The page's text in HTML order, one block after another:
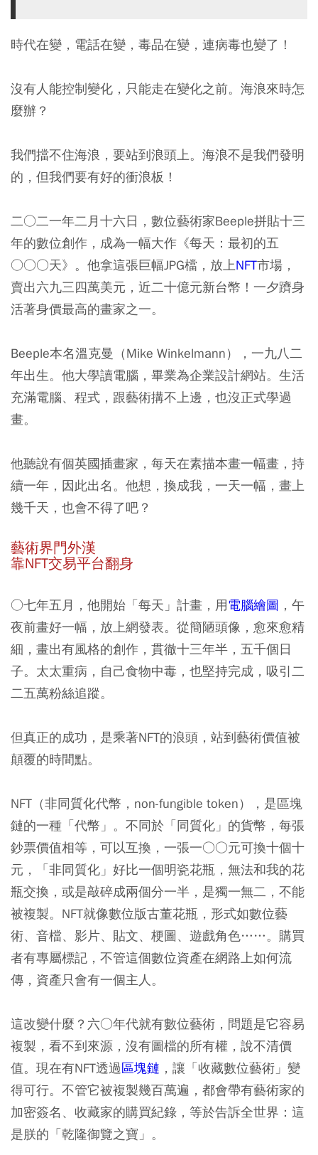
時代在變，電話在變，毒品在變，連病毒也變了！
沒有人能控制變化，只能走在變化之前。海浪來時怎
麼辦？
我們擋不住海浪，要站到浪頭上。海浪不是我們發明
的，但我們要有好的衝浪板！
二○二一年二月十六日，數位藝術家Beeple拼貼十三
年的數位創作，成為一幅大作《每天：最初的五
○○○天》。他拿這張巨幅JPG檔，放上NFT市場，
賣出六九三四萬美元，近二十億元新台幣！一夕躋身
活著身價最高的畫家之一。
Beeple本名溫克曼（Mike Winkelmann），一九八二
年出生。他大學讀電腦，畢業為企業設計網站。生活
充滿電腦、程式，跟藝術搆不上邊，也沒正式學過
畫。
他聽說有個英國插畫家，每天在素描本畫一幅畫，持
續一年，因此出名。他想，換成我，一天一幅，畫上
幾千天，也會不得了吧？
藝術界門外漢
靠NFT交易平台翻身
○七年五月，他開始「每天」計畫，用電腦繪圖 ，午
夜前畫好一幅，放上網發表。從簡陋頭像，愈來愈精
細，畫出有風格的創作，貫徹十三年半，五千個日
子。太太重病，自己食物中毒，也堅持完成，吸引二
二五萬粉絲追蹤。
但真正的成功，是乘著NFT的浪頭，站到藝術價值被
顛覆的時間點。
NFT（非同質化代幣，non-fungible token），是區塊
鏈的一種「代幣」。不同於「同質化」的貨幣，每張
鈔票價值相等，可以互換，一張一○○元可換十個十
元，「非同質化」好比一個明瓷花瓶，無法和我的花
瓶交換，或是敲碎成兩個分一半，是獨一無二，不能
被複製。NFT就像數位版古董花瓶，形式如數位藝
術、音檔、影片、貼文、梗圖、遊戲角色……。購買
者有專屬標記，不管這個數位資產在網路上如何流
傳，資產只會有一個主人。
這改變什麼？六○年代就有數位藝術，問題是它容易
複製，看不到來源，沒有圖檔的所有權，說不清價
值。現在有NFT透過區塊鏈 ，讓「收藏數位藝術」變
得可行。不管它被複製幾百萬遍，都會帶有藝術家的
加密簽名、收藏家的購買紀錄，等於告訴全世界：這
是朕的「乾隆御覽之寶」。